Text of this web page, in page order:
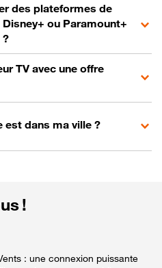
des plateformes de
ou Paramount+
?
TV avec une offre
est dans ma ville ?
!
: une connexion puissante